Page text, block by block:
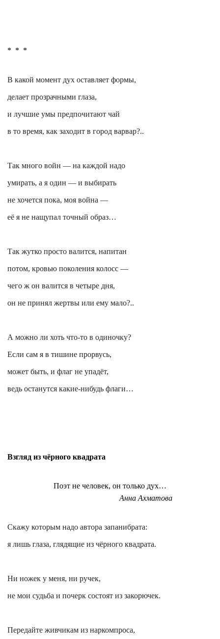
* * *
В какой момент дух оставляет формы,
делает прозрачными глаза,
и лучшие умы предпочитают чай
в то время, как заходит в город варвар?..
Так много войн — на каждой надо
умирать, а я один — и выбирать
не хочется пока, моя война —
её я не нащупал точный образ…
Так жутко просто валится, напитан
потом, кровью поколения колосс —
чего ж он валится в четыре дня,
он не принял жертвы или ему мало?..
А можно ли хоть что-то в одиночку?
Если сам я в тишине прорвусь,
может быть, и флаг не упадёт,
ведь останутся какие-нибудь флаги…
Взгляд из чёрного квадрата
Поэт не человек, он только дух…
Анна Ахматова
Скажу которым надо автора запанибрата:
я лишь глаза, глядящие из чёрного квадрата.
Ни ножек у меня, ни ручек,
не мои судьба и почерк состоят из закорючек.
Передайте живчикам из наркомпроса,